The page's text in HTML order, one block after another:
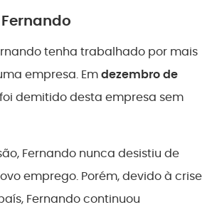
tenha trabalhado por mais
empresa. Emdezembro de
demitido desta empresa sem
Fernando nunca desistiu de
emprego. Porém, devido à crise
Fernando continuou